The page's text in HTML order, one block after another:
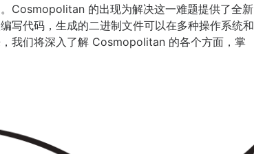
Cosmopolitan 的出现为解决这一难题提供了全新
写代码，生成的二进制文件可以在多种操作系统和
我们将深入了解 Cosmopolitan 的各个方面，掌